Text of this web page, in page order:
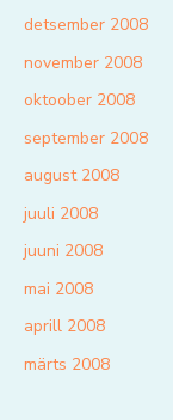
detsember 2008
november 2008
oktoober 2008
september 2008
august 2008
juuli 2008
juuni 2008
mai 2008
aprill 2008
märts 2008